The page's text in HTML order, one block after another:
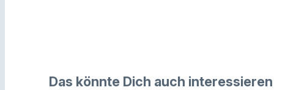
Das könnte Dich auch interessieren